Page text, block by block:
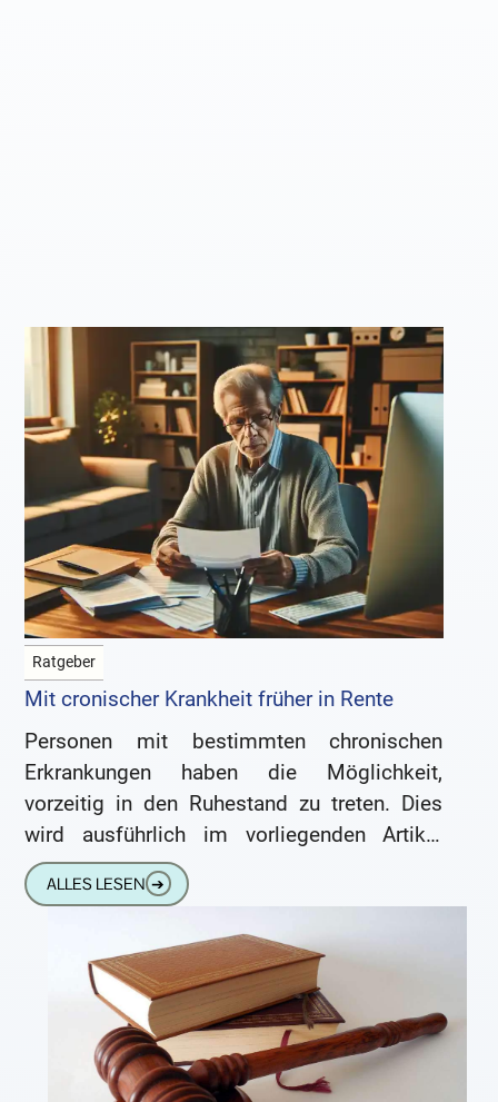
Ratgeber
Mit cronischer Krankheit früher in Rente
Personen mit bestimmten chronischen
Erkrankungen haben die Möglichkeit,
vorzeitig in den Ruhestand zu treten. Dies
wird ausführlich im vorliegenden Artikel
erklärt. Es zeigt sich, dass viele Menschen
aus Sorge vor
ALLES LESEN ➔